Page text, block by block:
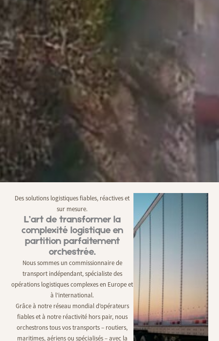
Des solutions logistiques fiables, réactives et
sur mesure.
L’art de transformer la
complexité logistique en
partition parfaitement
orchestrée.
Nous sommes un commissionnaire de
transport indépendant, spécialiste des
opérations logistiques complexes en Europe et
à l’international.
Grâce à notre réseau mondial d’opérateurs
fiables et à notre réactivité hors pair, nous
orchestrons tous vos transports – routiers,
maritimes, aériens ou spécialisés – avec la